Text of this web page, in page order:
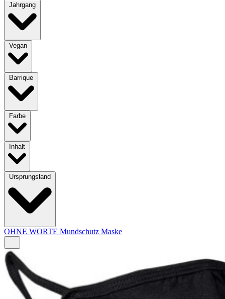
Jahrgang
Vegan
Barrique
Farbe
Inhalt
Ursprungsland
OHNE WORTE Mundschutz Maske